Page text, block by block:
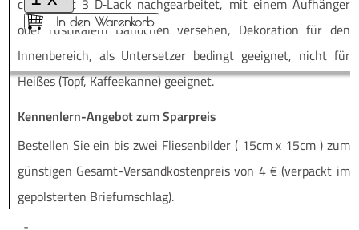
In den Warenkorb
ckiert, mit 3 D‑Lack nach­ge­ar­bei­tet, mit einem Auf­hän­ger
oder rus­ti­ka­lem Bänd­chen ver­se­hen, Deko­ra­ti­on für den
Innen­be­reich, als Unter­set­zer bedingt geeig­net, nicht für
Hei­ßes (Topf, Kaf­fee­kan­ne) geeignet.
Kennenlern-Angebot zum Sparpreis
Be­stel­len Sie ein bis zwei Flie­sen­bil­der ( 15cm x 15cm ) zum
güns­ti­gen Ge­­samt-Ver­­­san­d­­kos­­ten­­preis von 4 € (ver­packt im
ge­pols­ter­ten Briefumschlag).